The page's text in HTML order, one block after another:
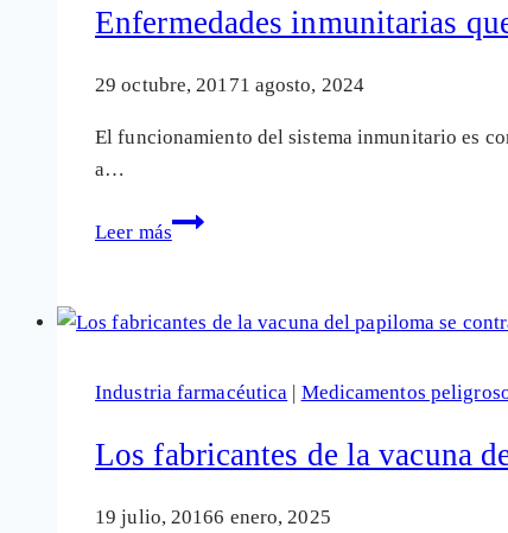
prohibidos
que
luego
Enfermedades inmunitarias
29 octubre, 20171 agosto, 2024
El funcionamiento del sistema inmunitario es
a…
Leer más
Enfermedades
están
por
Industria farmacéutica Medicamentos
Los fabricantes de la vacuna
19 julio, 20166 enero, 2025